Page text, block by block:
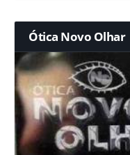
Ótica Novo Olhar